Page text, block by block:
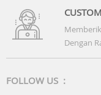
Dengan
FOLLOW US :